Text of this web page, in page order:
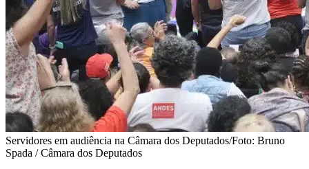
Servidores em audiência na Câmara dos Deputados/Foto: Bruno
Spada / Câmara dos Deputados